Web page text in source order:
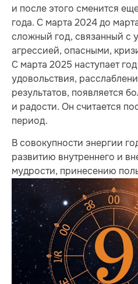
и после этого сменится
года. С марта 2024 до
сложный год, связанный с
агрессией, опасными,
С марта 2025 наступает
удовольствия,
результатов, появляется
и радости. Он считается
период.
В совокупности энергии
развитию внутреннего и
мудрости, принесению